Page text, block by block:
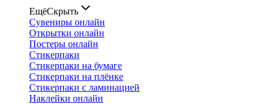
ЕщёСкрыть
Сувениры онлайн
Открытки онлайн
Постеры онлайн
Стикерпаки
Стикерпаки на бумаге
Стикерпаки на плёнке
Стикерпаки с ламинацией
Наклейки онлайн